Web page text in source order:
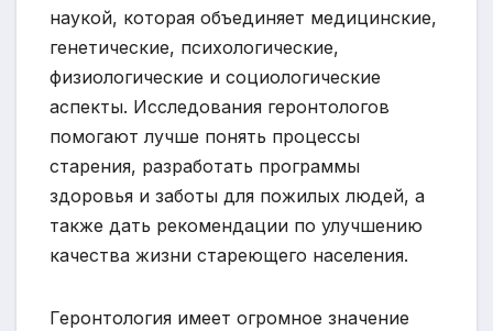
наукой, которая объединяет медицинские,
генетические, психологические,
физиологические и социологические
аспекты. Исследования геронтологов
помогают лучше понять процессы
старения, разработать программы
здоровья и заботы для пожилых людей, а
также дать рекомендации по улучшению
качества жизни стареющего населения.
Геронтология имеет огромное значение